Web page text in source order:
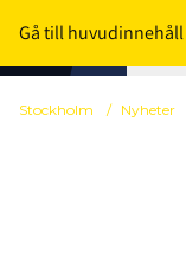
Gå till huvudinnehåll
Stockholm / Nyheter